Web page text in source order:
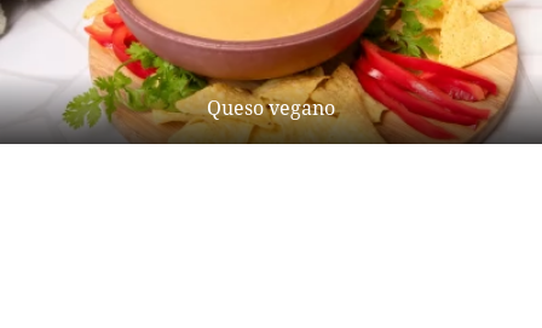
Queso vegano